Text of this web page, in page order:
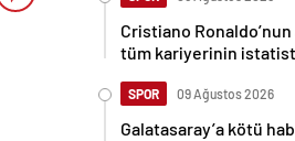
Cristiano Ronaldo’nun
tüm kariyerinin
SPOR 09 Ağustos 2026
Galatasaray’a kötü